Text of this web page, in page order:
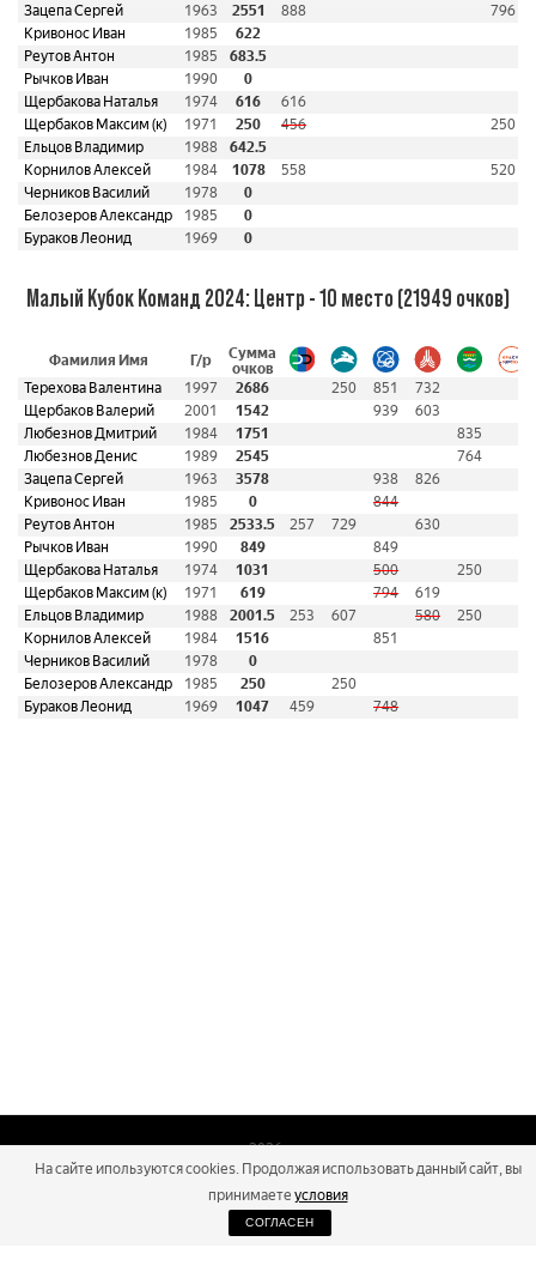
Зацепа Сергей
1963 2551 888
796
Кривонос Иван
1985
622
Реутов Антон
1985
683.5
Рычков Иван
1990
0
Щербакова Наталья
1974 616
616
Щербаков Максим (к)
1971 250 456
250
Ельцов Владимир
1988
642.5
Корнилов Алексей
1984 1078 558
520
Черников Василий
1978
0
Белозеров Александр
1985
0
Бураков Леонид
1969 0
Малый Кубок Команд 2024: Центр - 10 место (21949 очков)
Фамилия Имя Г/р
Сумма
очков
Терехова Валентина
1997 2686 250 851
732
Щербаков Валерий
2001 1542 939
603
Любезнов Дмитрий
1984 1751
835
Любезнов Денис
1989 2545
764
Зацепа Сергей
1963 3578 938
826
Кривонос Иван
1985 0
844
Реутов Антон
1985 2533.5 257 729
630
Рычков Иван
1990 849
849
Щербакова Наталья
1974 1031 500
250
Щербаков Максим (к)
1971 619 794
619
Ельцов Владимир
1988 2001.5 253 607 580
250
Корнилов Алексей
1984 1516
851
Черников Василий
1978
0
Белозеров Александр
1985 250
250
Бураков Леонид
1969 1047 459 748
2026
Russialoppet ®
Серия лыжных марафонов
На сайте ипользуются cookies. Продолжая использовать данный сайт, вы
принимаете условия
СОГЛАСЕН